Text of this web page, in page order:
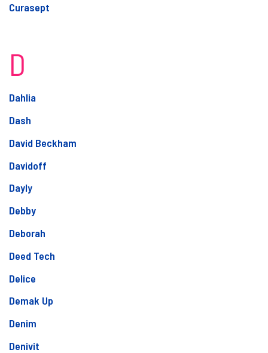
Curasept
D
Dahlia
Dash
David Beckham
Davidoff
Dayly
Debby
Deborah
Deed Tech
Delice
Demak Up
Denim
Denivit